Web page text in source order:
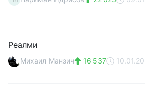
Реалми
Михаил Манзич 16 537